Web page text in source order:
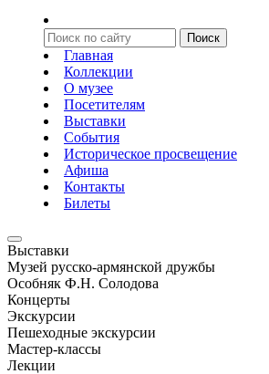
Главная
Коллекции
О музее
Посетителям
Выставки
События
Историческое просвещение
Афиша
Контакты
Билеты
Выставки
Музей русско-армянской дружбы
Особняк Ф.Н. Солодова
Концерты
Экскурсии
Пешеходные экскурсии
Мастер-классы
Лекции